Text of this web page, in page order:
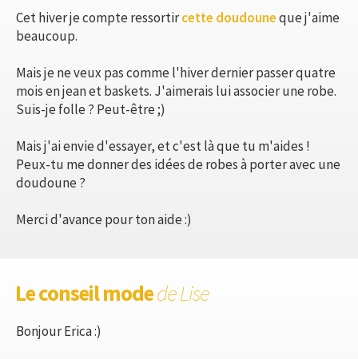
Cet hiver je compte ressortircette doudouneque j'aime
beaucoup.
Mais je ne veux pas comme l'hiver dernier passer quatre
mois en jean et baskets. J'aimerais lui associer une robe.
Suis-je folle ? Peut-être ;)
Mais j'ai envie d'essayer, et c'est là que tu m'aides !
Peux-tu me donner des idées de robes à porter avec une
doudoune ?
Merci d'avance pour ton aide :)
Le conseil modede Lise
Bonjour Erica :)